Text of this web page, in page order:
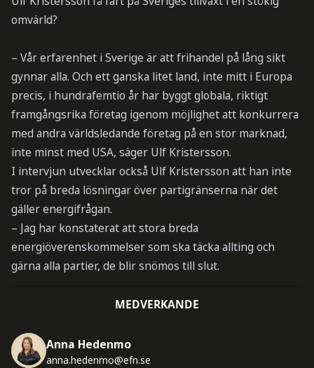
omvärld?
– Vår erfarenhet i Sverige är att frihandel på lång sikt
gynnar alla. Och ett ganska litet land, inte mitt i Europa
precis, i hundrafemtio år har byggt globala, riktigt
framgångsrika företag igenom möjlighet att konkurrera
med andra världsledande företag på en stor marknad,
inte minst med USA, säger Ulf Kristersson.
I intervjun utvecklar också Ulf Kristersson att han inte
tror på breda lösningar över partigränserna när det
gäller energifrågan.
– Jag har konstaterat att stora breda
energiöverenskommelser som ska täcka allting och
gärna alla partier, de blir snömos till slut.
MEDVERKANDE
Anna Hedenmo
anna.hedenmo@efn.se